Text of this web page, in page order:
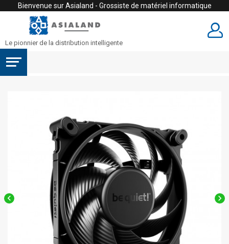
Bienvenue sur Asialand - Grossiste de matériel informatique
Le pionnier de la distribution intelligente
 